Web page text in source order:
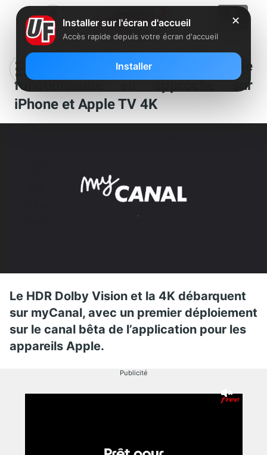
MyCanal : une nouvelle
fonctionnalité en approche sur
iPhone et Apple TV 4K
Le HDR Dolby Vision et la 4K débarquent
sur myCanal, avec un premier déploiement
sur le canal bêta de l’application pour les
appareils Apple.
Publicité
✕
Installer sur l'écran d'accueil
Accès rapide depuis votre écran d'accueil
Installer